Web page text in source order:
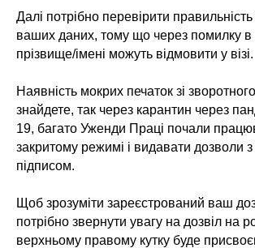
Далі потрібно перевірити
ваших даних, тому що через помилку в
прізвище/імені можуть відмовити у візі.
Наявність мокрих печаток зі
знайдете, так через карантин через
19, багато Уженди Праці почали
закритому режимі і видавати дозволи
підписом.
Щоб зрозуміти зареєстрований ваш
потрібно звернути увагу на дозвіл на
верхньому правому кутку буде